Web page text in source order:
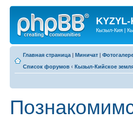
KYZYL-
Кызыл-Кия |
Главная страница | Миничат |
Список форумов ‹ Кызыл-Кийское